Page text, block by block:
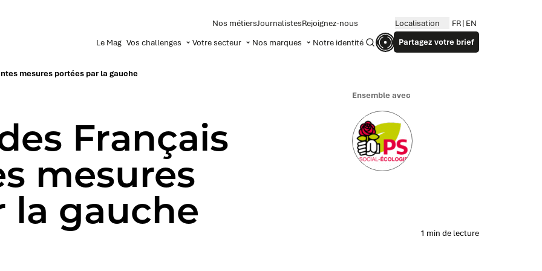
Le Mag Vos challenges Votre secteur Nos marques Notre identité RecherchePartagez votre brief
Nos métiersJournalistesRejoignez-nous Localisation FR EN
mesures portées par la gauche
Français
mesures
la gauche
Ensemble avec
1 min de lecture